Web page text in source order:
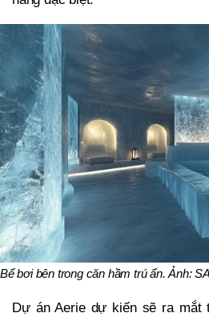
Bể bơi bên trong căn hầm trú ẩn. Ảnh:
Dự án Aerie dự kiến sẽ ra mắt